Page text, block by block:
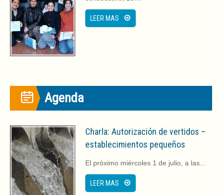
LEER MAS
Agenda
Charla: Autorización de vertidos –
establecimientos pequeños
El próximo miércoles 1 de julio, a las…
LEER MAS